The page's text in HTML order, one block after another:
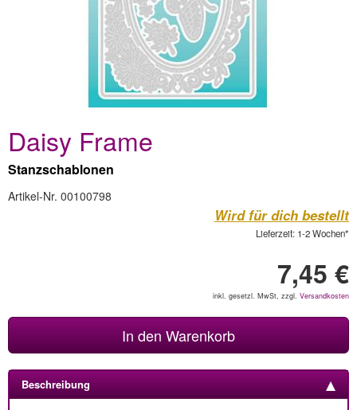
Daisy Frame
Stanzschablonen
Artikel-Nr. 00100798
Wird für dich bestellt
Lieferzeit: 1-2 Wochen*
7,45 €
inkl. gesetzl. MwSt, zzgl. Versandkosten
In den Warenkorb
Beschreibung